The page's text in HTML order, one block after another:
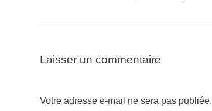
Laisser un commentaire
Votre adresse e-mail ne sera pas publiée.